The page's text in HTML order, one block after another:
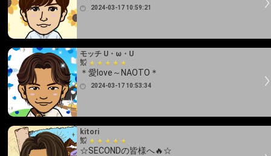
2024-03-17 10:59:21
モッチ U・ω・U
＊愛love～NAOTO＊
2024-03-17 10:53:34
kitori
☆SECONDの皆様へ🔥☆